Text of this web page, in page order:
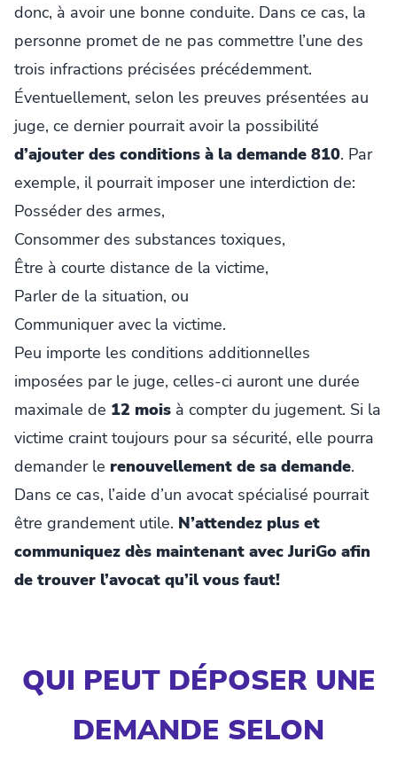
donc, à avoir une bonne conduite. Dans ce cas, la
personne promet de ne pas commettre l’une des
trois infractions précisées précédemment.
Éventuellement, selon les preuves présentées au
juge, ce dernier pourrait avoir la possibilité
d’ajouter des conditions à la demande 810. Par
exemple, il pourrait imposer une interdiction de:
Posséder des armes,
Consommer des substances toxiques,
Être à courte distance de la victime,
Parler de la situation, ou
Communiquer avec la victime.
Peu importe les conditions additionnelles
imposées par le juge, celles-ci auront une durée
maximale de 12 mois à compter du jugement. Si la
victime craint toujours pour sa sécurité, elle pourra
demander le renouvellement de sa demande.
Dans ce cas, l’aide d’un avocat spécialisé pourrait
être grandement utile. N’attendez plus et
communiquez dès maintenant avec JuriGo afin
de trouver l’avocat qu’il vous faut!
QUI PEUT DÉPOSER UNE
DEMANDE SELON